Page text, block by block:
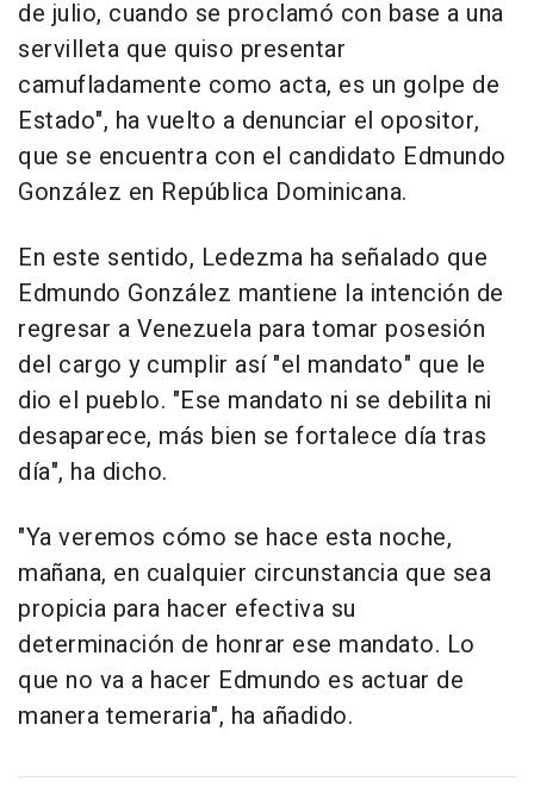
de julio, cuando se proclamó con base a una
servilleta que quiso presentar
camufladamente como acta, es un golpe de
Estado", ha vuelto a denunciar el opositor,
que se encuentra con el candidato Edmundo
González en República Dominicana.
En este sentido, Ledezma ha señalado que
Edmundo González mantiene la intención de
regresar a Venezuela para tomar posesión
del cargo y cumplir así "el mandato" que le
dio el pueblo. "Ese mandato ni se debilita ni
desaparece, más bien se fortalece día tras
día", ha dicho.
"Ya veremos cómo se hace esta noche,
mañana, en cualquier circunstancia que sea
propicia para hacer efectiva su
determinación de honrar ese mandato. Lo
que no va a hacer Edmundo es actuar de
manera temeraria", ha añadido.